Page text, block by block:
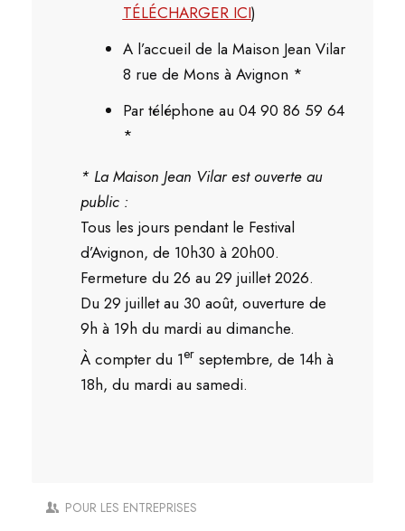
TÉLÉCHARGER ICI)
A l’accueil de la Maison Jean Vilar
8 rue de Mons à Avignon *
Par téléphone au 04 90 86 59 64
*
* La Maison Jean Vilar est ouverte au
public :
Tous les jours pendant le Festival
d’Avignon, de 10h30 à 20h00.
Fermeture du 26 au 29 juillet 2026.
Du 29 juillet au 30 août, ouverture de
9h à 19h du mardi au dimanche.
À compter du 1erseptembre, de 14h à
18h, du mardi au samedi.
POUR LES ENTREPRISES